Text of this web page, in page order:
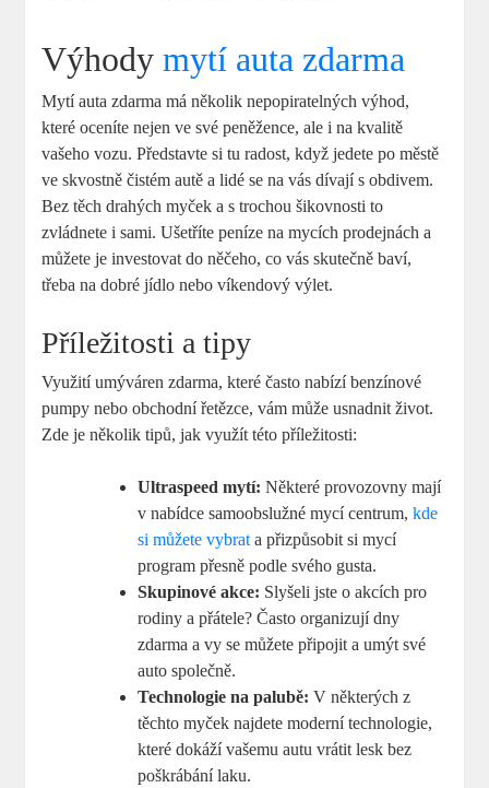
Výhodymytí auta zdarma
Mytí auta zdarma má několik nepopiratelných výhod,
které oceníte nejen ve své ⁢peněžence, ale i ‍na kvalitě
vašeho vozu. Představte si tu ‌radost,⁣ když jedete po městě
ve skvostně čistém autě a lidé se na vás ⁣dívají s obdivem.
Bez těch drahých myček ⁣a s⁤ trochou šikovnosti to
zvládnete i sami. ⁤Ušetříte peníze na mycích prodejnách a
‍můžete je ‌investovat do něčeho, co vás skutečně baví,
třeba ​na dobré⁢ jídlo nebo ‌víkendový výlet.
Příležitosti a tipy
Využití umýváren ⁢zdarma, které často nabízí benzínové
pumpy nebo obchodní řetězce, vám může usnadnit život.
Zde je několik​ tipů, jak využít této příležitosti:
Ultraspeed mytí: Některé provozovny mají
v nabídce samoobslužné mycí centrum,kde
si můžete vybrat a přizpůsobit si⁤ mycí
program přesně ⁣podle​ svého gusta.
Skupinové akce: Slyšeli jste⁣ o ⁢akcích pro
rodiny ⁢a přátele? Často‍ organizují dny
zdarma a vy se ⁢můžete připojit a umýt své
auto společně.
Technologie na ⁤palubě: V některých z
těchto myček ‍najdete moderní technologie,
které dokáží vašemu autu vrátit lesk bez
poškrábání laku.